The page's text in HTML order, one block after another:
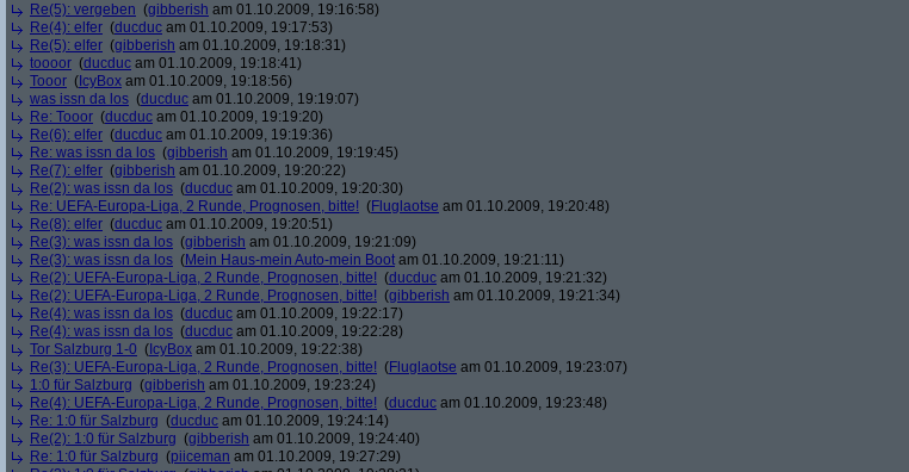
Re(5): vergeben (gibberish am 01.10.2009, 19:16:58)
Re(4): elfer (ducduc am 01.10.2009, 19:17:53)
Re(5): elfer (gibberish am 01.10.2009, 19:18:31)
toooor (ducduc am 01.10.2009, 19:18:41)
Tooor ( IcyBox am 01.10.2009, 19:18:56)
was issn da los (ducduc am 01.10.2009, 19:19:07)
Re: Tooor (ducduc am 01.10.2009, 19:19:20)
Re(6): elfer (ducduc am 01.10.2009, 19:19:36)
Re: was issn da los (gibberish am 01.10.2009, 19:19:45)
Re(7): elfer (gibberish am 01.10.2009, 19:20:22)
Re(2): was issn da los (ducduc am 01.10.2009, 19:20:30)
Re: UEFA-Europa-Liga, 2 Runde, Prognosen, bitte! (Fluglaotse am 01.10.2009, 19:20:48)
Re(8): elfer (ducduc am 01.10.2009, 19:20:51)
Re(3): was issn da los (gibberish am 01.10.2009, 19:21:09)
Re(3): was issn da los (Mein Haus-mein Auto-mein Boot am 01.10.2009, 19:21:11)
Re(2): UEFA-Europa-Liga, 2 Runde, Prognosen, bitte! (ducduc am 01.10.2009, 19:21:32)
Re(2): UEFA-Europa-Liga, 2 Runde, Prognosen, bitte! (gibberish am 01.10.2009, 19:21:34)
Re(4): was issn da los (ducduc am 01.10.2009, 19:22:17)
Re(4): was issn da los (ducduc am 01.10.2009, 19:22:28)
Tor Salzburg 1-0 ( IcyBox am 01.10.2009, 19:22:38)
Re(3): UEFA-Europa-Liga, 2 Runde, Prognosen, bitte! (Fluglaotse am 01.10.2009, 19:23:07)
1:0 für Salzburg (gibberish am 01.10.2009, 19:23:24)
Re(4): UEFA-Europa-Liga, 2 Runde, Prognosen, bitte! (ducduc am 01.10.2009, 19:23:48)
Re: 1:0 für Salzburg (ducduc am 01.10.2009, 19:24:14)
Re(2): 1:0 für Salzburg (gibberish am 01.10.2009, 19:24:40)
Re: 1:0 für Salzburg (piiceman am 01.10.2009, 19:27:29)